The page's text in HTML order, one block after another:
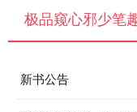
极品窥心邪少笔
新书公告